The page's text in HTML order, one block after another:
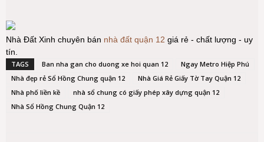
Nhà Đất Xinh chuyên bán nhà đất quận 12 giá rẻ - chất lượng - uy
tín.
TAGS Ban nha gan cho duong xe hoi quan 12
Ngay Metro Hiệp Phú
Nhà đẹp rẻ Sổ Hồng Chung quận 12
Nhà Giá Rẻ Giấy Tờ Tay Quận 12
Nhà phố liền kề
nhà sổ chung có giấy phép xây dựng quận 12
Nhà Sổ Hồng Chung Quận 12